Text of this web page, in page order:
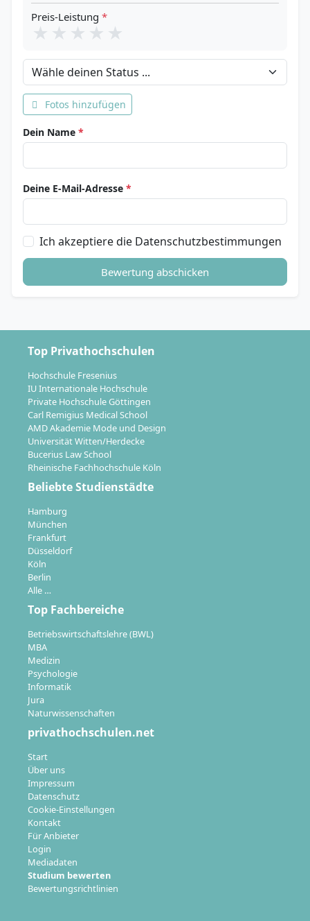
Preis-Leistung *
★ ★ ★ ★ ★
Dein Status
Fotos hinzufügen
Dein Name *
Deine E-Mail-Adresse *
Ich akzeptiere die Datenschutzbestimmungen
Bewertung abschicken
Top Privathochschulen
Hochschule Fresenius
IU Internationale Hochschule
Private Hochschule Göttingen
Carl Remigius Medical School
AMD Akademie Mode und Design
Universität Witten/Herdecke
Bucerius Law School
Rheinische Fachhochschule Köln
Beliebte Studienstädte
Hamburg
München
Frankfurt
Düsseldorf
Köln
Berlin
Alle …
Top Fachbereiche
Betriebswirtschaftslehre (BWL)
MBA
Medizin
Psychologie
Informatik
Jura
Naturwissenschaften
privathochschulen.net
Start
Über uns
Impressum
Datenschutz
Cookie-Einstellungen
Kontakt
Für Anbieter
Login
Mediadaten
Studium bewerten
Bewertungsrichtlinien